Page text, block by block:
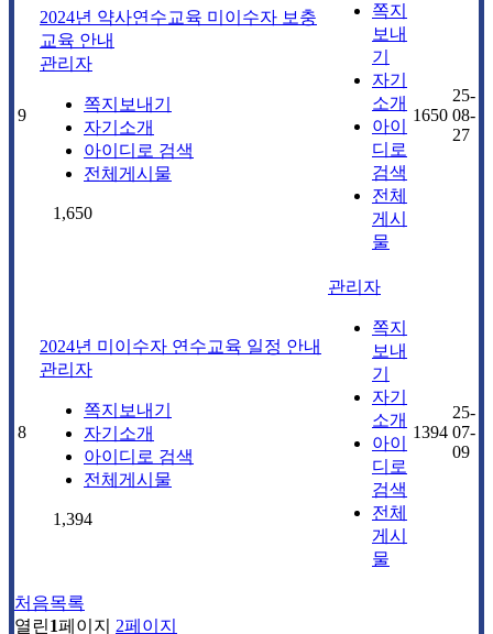
9
2024년 약사연수교육 미이수자 보충
교육 안내
관리자
쪽지보내기
자기소개
아이디로 검색
전체게시물
1,650
쪽지
보내
기
자기
소개
아이
디로
검색
전체
게시
물
1650
25-
08-
27
8
2024년 미이수자 연수교육 일정 안내
관리자
쪽지보내기
자기소개
아이디로 검색
전체게시물
1,394
관리자
쪽지
보내
기
자기
소개
아이
디로
검색
전체
게시
물
1394
25-
07-
09
처음목록
열린1페이지 2페이지